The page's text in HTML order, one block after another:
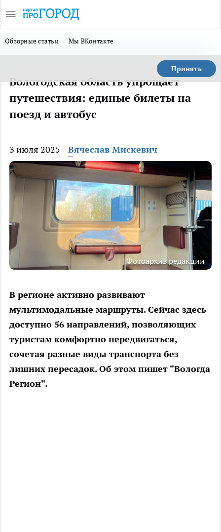
Обзорные статьи Мы ВКонтакте
Принять
Вологодская область упрощает
путешествия: единые билеты на
поезд и автобус
3 июля 2025 Вячеслав Мискевич
Фотоархив редакции
В регионе активно развивают
мультимодальные маршруты. Сейчас здесь
доступно 56 направлений, позволяющих
туристам комфортно передвигаться,
сочетая разные виды транспорта без
лишних пересадок. Об этом пишет "Вологда
Регион".